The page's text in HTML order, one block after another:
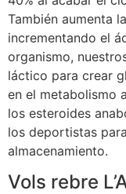
También aumenta
incrementando el
organismo,
láctico para crear
en el metabolismo
los esteroides
los deportistas
almacenamiento.
Vols rebre